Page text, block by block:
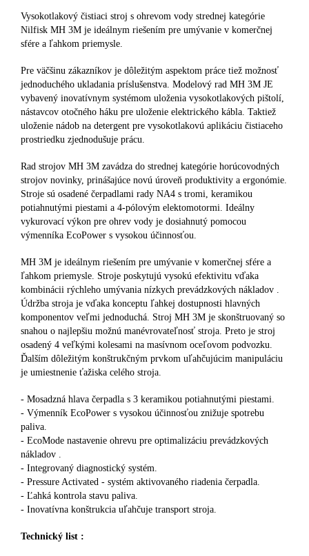
Vysokotlakový čistiaci stroj s ohrevom vody strednej kategórie
Nilfisk MH 3M je ideálnym riešením pre umývanie v komerčnej
sfére a ľahkom priemysle.
Pre väčšinu zákazníkov je dôležitým aspektom práce tiež možnosť
jednoduchého ukladania príslušenstva. Modelový rad MH 3M JE
vybavený inovatívnym systémom uloženia vysokotlakových pištolí,
nástavcov otočného háku pre uloženie elektrického kábla. Taktiež
uloženie nádob na detergent pre vysokotlakovú aplikáciu čistiaceho
prostriedku zjednodušuje prácu.
Rad strojov MH 3M zavádza do strednej kategórie horúcovodných
strojov novinky, prinášajúce novú úroveň produktivity a ergonómie.
Stroje sú osadené čerpadlami rady NA4 s tromi, keramikou
potiahnutými piestami a 4-pólovým elektomotormi. Ideálny
vykurovací výkon pre ohrev vody je dosiahnutý pomocou
výmenníka EcoPower s vysokou účinnosťou.
MH 3M je ideálnym riešením pre umývanie v komerčnej sfére a
ľahkom priemysle. Stroje poskytujú vysokú efektivitu vďaka
kombinácii rýchleho umývania nízkych prevádzkových nákladov .
Údržba stroja je vďaka konceptu ľahkej dostupnosti hlavných
komponentov veľmi jednoduchá. Stroj MH 3M je skonštruovaný so
snahou o najlepšiu možnú manévrovateľnosť stroja. Preto je stroj
osadený 4 veľkými kolesami na masívnom oceľovom podvozku.
Ďalším dôležitým konštrukčným prvkom uľahčujúcim manipuláciu
je umiestnenie ťažiska celého stroja.
- Mosadzná hlava čerpadla s 3 keramikou potiahnutými piestami.
- Výmenník EcoPower s vysokou účinnosťou znižuje spotrebu
paliva.
- EcoMode nastavenie ohrevu pre optimalizáciu prevádzkových
nákladov .
- Integrovaný diagnostický systém.
- Pressure Activated - systém aktivovaného riadenia čerpadla.
- Ľahká kontrola stavu paliva.
- Inovatívna konštrukcia uľahčuje transport stroja.
Technický list :